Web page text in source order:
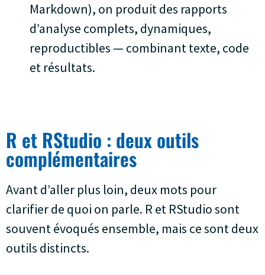
Markdown), on produit des rapports
d’analyse complets, dynamiques,
reproductibles — combinant texte, code
et résultats.
R et RStudio : deux outils
complémentaires
Avant d’aller plus loin, deux mots pour
clarifier de quoi on parle. R et RStudio sont
souvent évoqués ensemble, mais ce sont deux
outils distincts.